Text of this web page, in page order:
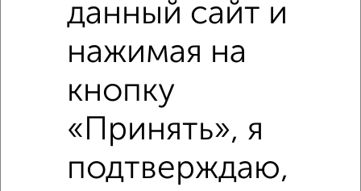
данный сайт и
нажимая на
кнопку
«Принять», я
подтверждаю,